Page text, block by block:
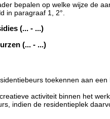
bepalen op welke wijze de
in paragraaf 1, 2°.
(... - ...)
(... - ...)
toekennen aan
activiteit binnen het
indien de residentieplek